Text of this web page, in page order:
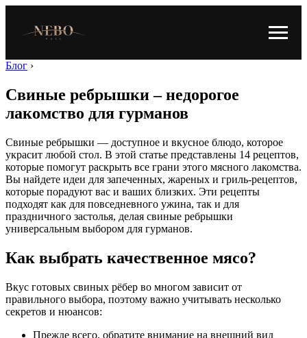
Блог ›
Свиные ребрышки – недорогое
лакомство для гурманов
Свиные ребрышки — доступное и вкусное блюдо, которое
украсит любой стол. В этой статье представлены 14 рецептов,
которые помогут раскрыть все грани этого мясного лакомства.
Вы найдете идеи для запеченных, жареных и гриль-рецептов,
которые порадуют вас и ваших близких. Эти рецепты
подходят как для повседневного ужина, так и для
праздничного застолья, делая свиные ребрышки
универсальным выбором для гурманов.
Как выбрать качественное мясо?
Вкус готовых свиных рёбер во многом зависит от
правильного выбора, поэтому важно учитывать несколько
секретов и нюансов:
Прежде всего, обратите внимание на внешний вид